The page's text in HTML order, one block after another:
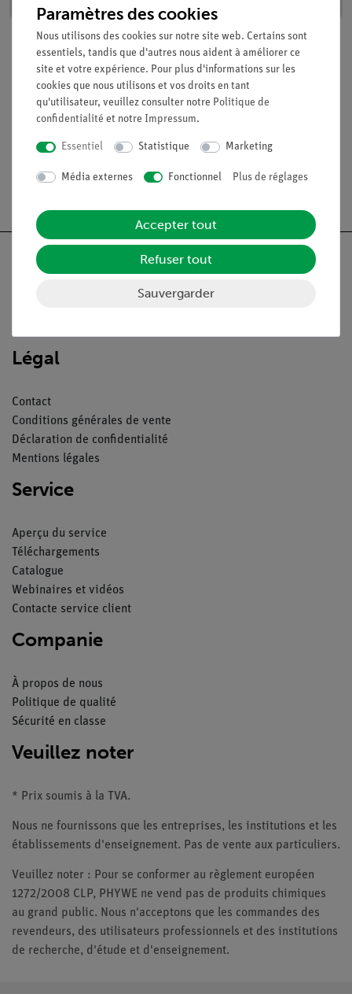
Contenu de livraison
Médias / Téléchargements
Légal
Contact
Conditions générales de vente
Déclaration de confidentialité
Mentions légales
Service
Aperçu du service
Téléchargements
Catalogue
Webinaires et vidéos
Contacte service client
Companie
À propos de nous
Politique de qualité
Sécurité en classe
Veuillez noter
* Prix soumis à la TVA.
Nous ne fournissons que les entreprises, les institutions et les
établissements d'enseignement. Pas de vente aux particuliers.
Veuillez noter : Pour se conformer au règlement européen
1272/2008 CLP, PHYWE ne vend pas de produits chimiques
au grand public. Nous n'acceptons que les commandes des
revendeurs, des utilisateurs professionnels et des institutions
de recherche, d'étude et d'enseignement.
Paramètres des cookies
Nous utilisons des cookies sur notre site web. Certains sont
essentiels, tandis que d'autres nous aident à améliorer ce
site et votre expérience. Pour plus d'informations sur les
cookies que nous utilisons et vos droits en tant
qu'utilisateur, veuillez consulter notre Politique de
confidentialité et notre Impressum.
Essentiel Statistique Marketing
Média externes Fonctionnel Plus de réglages
Accepter tout
Refuser tout
Sauvergarder